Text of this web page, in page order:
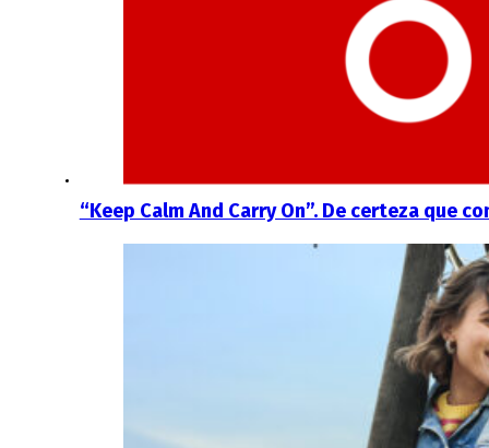
“Keep Calm And Carry On”. De certeza que